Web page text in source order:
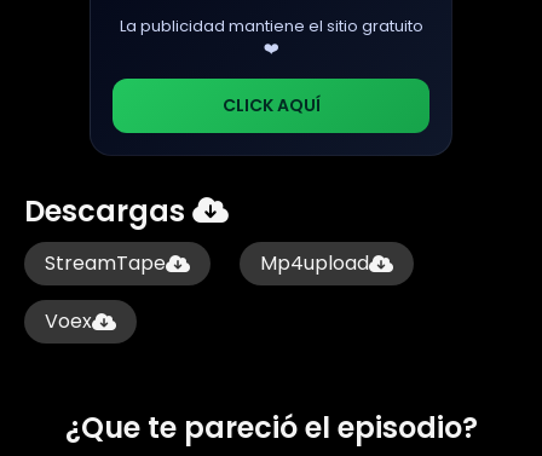
La publicidad mantiene el sitio gratuito
❤️
CLICK AQUÍ
Descargas
StreamTape Mp4upload
Voex
¿Que te pareció el episodio?